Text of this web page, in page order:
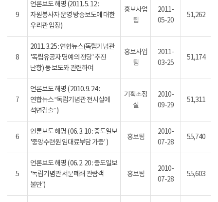
9
언론보도 해명 (2011. 5. 12 :
자원봉사자 운영 방송보도에 대한
우리관 입장)
홍보사업
팀
2011-
05-20
51,262
8
2011. 3.25 : 연합뉴스(독립기념관
'독립유공자 명예의 전당' 추진
난항) 등 보도와 관련하여
홍보사업
팀
2011-
03-25
51,174
7
언론보도 해명 ( 2010. 9. 24 :
연합뉴스 “독립기념관 전시실에
석면검출” )
기획조정
실
2010-
09-29
51,311
6
언론보도 해명 ( 06. 3. 10 : 중도일보
'중앙수련원 임대료부담 가중' )
홍보팀
2010-
07-28
55,740
5
언론보도 해명 ( 06. 2. 20 : 중도일보
'독립기념관 서문폐쇄 관람객
불만')
홍보팀
2010-
07-28
55,603